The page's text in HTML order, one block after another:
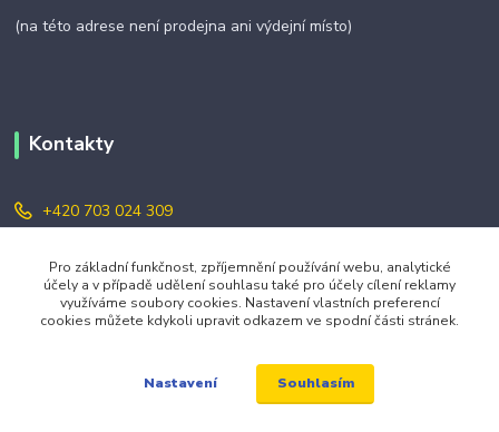
(na této adrese není prodejna ani výdejní místo)
Kontakty
+420 703 024 309
objednavky@zavazuj.cz
Pro základní funkčnost, zpříjemnění používání webu, analytické
účely a v případě udělení souhlasu také pro účely cílení reklamy
využíváme soubory cookies. Nastavení vlastních preferencí
cookies můžete kdykoli upravit odkazem ve spodní části stránek.
Nastavení Souhlasím